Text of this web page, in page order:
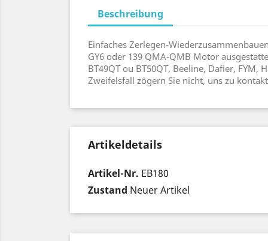
Beschreibung
Einfaches Zerlegen-
GY6 oder 139 QMA-QMB Motor
BT49QT ou BT50QT, Beeline, Dafier, FYM,
Zweifelsfall zögern Sie nicht, uns zu
Artikeldetails
Artikel-Nr. EB180
Zustand Neuer Artikel